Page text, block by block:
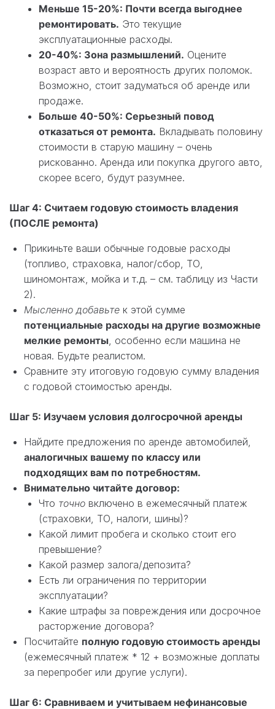
Меньше 15-20%: Почти всегда выгоднее
ремонтировать. Это текущие
эксплуатационные расходы.
20-40%: Зона размышлений. Оцените
возраст авто и вероятность других поломок.
Возможно, стоит задуматься об аренде или
продаже.
Больше 40-50%: Серьезный повод
отказаться от ремонта. Вкладывать половину
стоимости в старую машину – очень
рискованно. Аренда или покупка другого авто,
скорее всего, будут разумнее.
Шаг 4: Считаем годовую стоимость владения
(ПОСЛЕ ремонта)
Прикиньте ваши обычные годовые расходы
(топливо, страховка, налог/сбор, ТО,
шиномонтаж, мойка и т.д. – см. таблицу из Части
2).
Мысленно добавьте к этой сумме
потенциальные расходы на другие возможные
мелкие ремонты , особенно если машина не
новая. Будьте реалистом.
Сравните эту итоговую годовую сумму владения
с годовой стоимостью аренды.
Шаг 5: Изучаем условия долгосрочной аренды
Найдите предложения по аренде автомобилей,
аналогичных вашему по классу или
подходящих вам по потребностям.
Внимательно читайте договор:
Что точно включено в ежемесячный платеж
(страховки, ТО, налоги, шины)?
Какой лимит пробега и сколько стоит его
превышение?
Какой размер залога/депозита?
Есть ли ограничения по территории
эксплуатации?
Какие штрафы за повреждения или досрочное
расторжение договора?
Посчитайте полную годовую стоимость аренды
(ежемесячный платеж * 12 + возможные доплаты
за перепробег или другие услуги).
Шаг 6: Сравниваем и учитываем нефинансовые